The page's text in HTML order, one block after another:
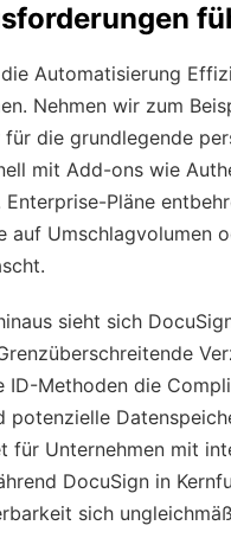
Automatisierung
Nehmen wir zum
die grundlegende
mit Add-ons wie
Enterprise-Pläne
auf Umschlagvolumen
sieht sich
ID-Methoden die
potenzielle
für Unternehmen mit
DocuSign in
sich